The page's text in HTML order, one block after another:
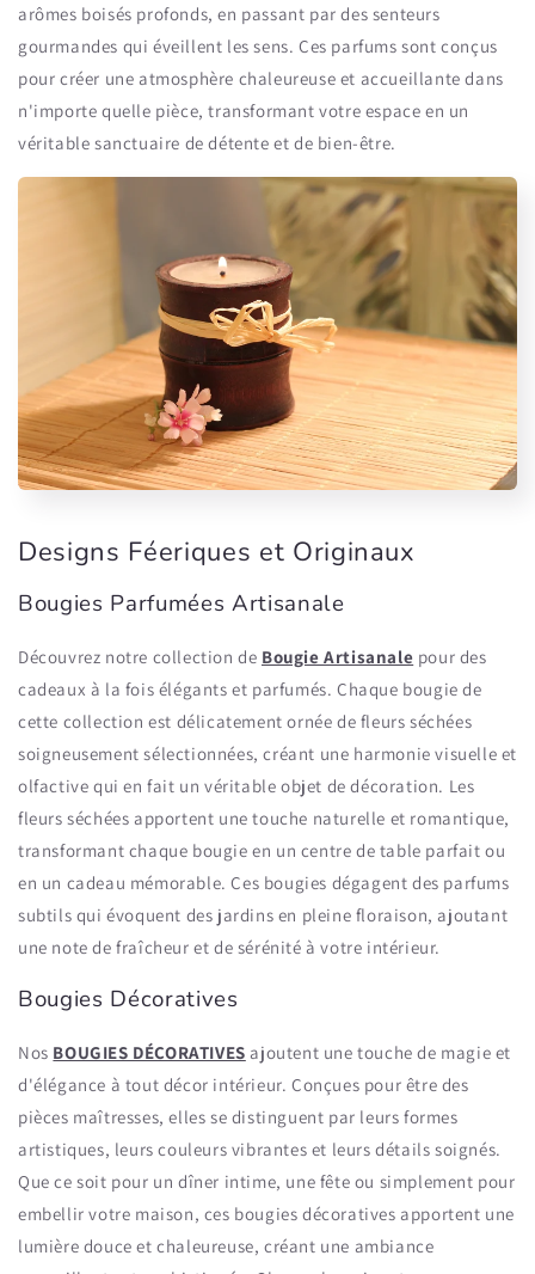
arômes boisés profonds, en passant par des senteurs
gourmandes qui éveillent les sens. Ces parfums sont conçus
pour créer une atmosphère chaleureuse et accueillante dans
n'importe quelle pièce, transformant votre espace en un
véritable sanctuaire de détente et de bien-être.
Designs Féeriques et Originaux
Bougies Parfumées Artisanale
Découvrez notre collection de Bougie Artisanale pour des
cadeaux à la fois élégants et parfumés. Chaque bougie de
cette collection est délicatement ornée de fleurs séchées
soigneusement sélectionnées, créant une harmonie visuelle et
olfactive qui en fait un véritable objet de décoration. Les
fleurs séchées apportent une touche naturelle et romantique,
transformant chaque bougie en un centre de table parfait ou
en un cadeau mémorable. Ces bougies dégagent des parfums
subtils qui évoquent des jardins en pleine floraison, ajoutant
une note de fraîcheur et de sérénité à votre intérieur.
Bougies Décoratives
Nos BOUGIES DÉCORATIVES ajoutent une touche de magie et
d'élégance à tout décor intérieur. Conçues pour être des
pièces maîtresses, elles se distinguent par leurs formes
artistiques, leurs couleurs vibrantes et leurs détails soignés.
Que ce soit pour un dîner intime, une fête ou simplement pour
embellir votre maison, ces bougies décoratives apportent une
lumière douce et chaleureuse, créant une ambiance